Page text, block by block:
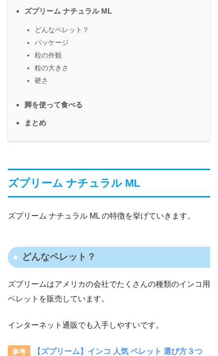
ズプリーム ナチュラル ML
どんなペレット？
パッケージ
粒の外観
粒の大きさ
硬さ
脚を使って食べる
まとめ
ズプリーム ナチュラル ML
ズプリーム ナチュラル ML の特徴を挙げていきます。
どんなペレット？
ズプリームはアメリカの会社でたくさんの種類のインコ用
ペレットを販売しています。
インターネット通販でも入手しやすいです。
【ズプリーム】インコ 人気 ペレット 選び方３つ